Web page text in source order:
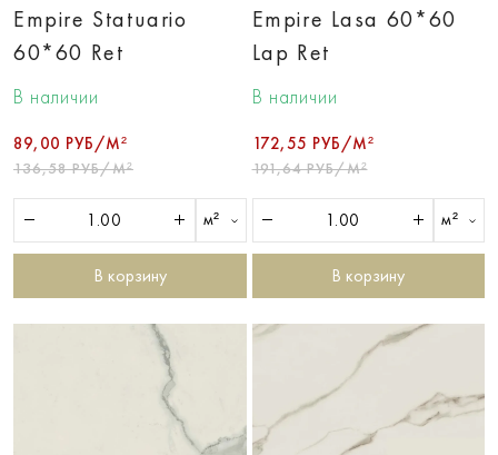
Empire Statuario
60*60 Ret
В наличии
89,00 РУБ/М²
136,58 РУБ/М²
м²
В корзину
Empire Lasa 60*60
Lap Ret
В наличии
172,55 РУБ/М²
191,64 РУБ/М²
м²
В корзину